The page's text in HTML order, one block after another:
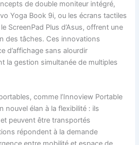
de double moniteur intégré,
Yoga Book 9i, ou les écrans tactiles
ScreenPad Plus d’Asus, offrent une
des tâches. Ces innovations
d’affichage sans alourdir
la gestion simultanée de multiples
comme l’Innoview Portable
nouvel élan à la flexibilité : ils
et peuvent être transportés
répondent à la demande